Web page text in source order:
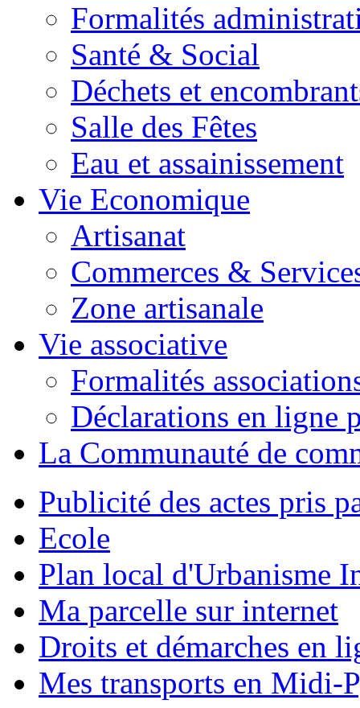
Formalités
Santé & Social
Déchets et
Salle des Fêtes
Eau et assainissement
Vie Economique
Artisanat
Commerces &
Zone artisanale
Vie associative
Formalités
Déclarations en ligne
La Communauté de
Publicité des actes pris
Ecole
Plan local d'Urbanisme
Ma parcelle sur internet
Droits et démarches en
Mes transports en Midi-